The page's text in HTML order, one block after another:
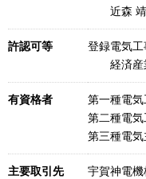
近森 靖
許認可等
登録電気
経済産業
有資格者
第一種
第二種
第三種電
主要取引先
宇賀神電機